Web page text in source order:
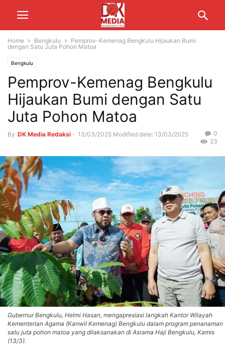
Home Bengkulu
Pemprov-Kemenag Bengkulu Hijaukan Bumi
dengan Satu Juta Pohon Matoa
Bengkulu
Pemprov-Kemenag Bengkulu
Hijaukan Bumi dengan Satu
Juta Pohon Matoa
By DK Media Redaksi - 13/03/2025 Modified date: 13/03/2025
0
23
Gubernur Bengkulu, Helmi Hasan, mengapresiasi langkah Kantor Wilayah
Kementerian Agama (Kanwil Kemenag) Bengkulu dalam program penanaman
satu juta pohon matoa yang dilaksanakan di Asrama Haji Bengkulu, Kamis
(13/3).